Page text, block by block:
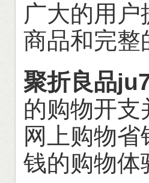
广大的用
商品和完整
聚折良品
的购物开
网上购物
钱的购物体